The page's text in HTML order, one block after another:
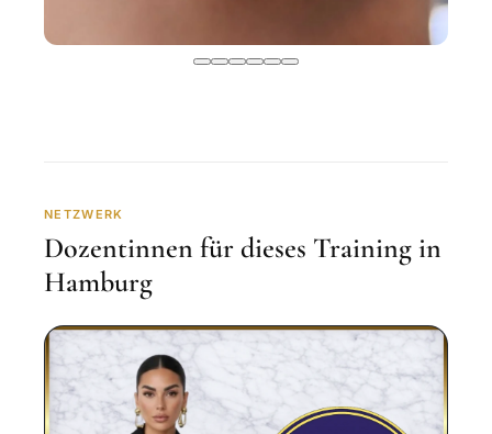
NETZWERK
Dozentinnen für dieses Training in
Hamburg